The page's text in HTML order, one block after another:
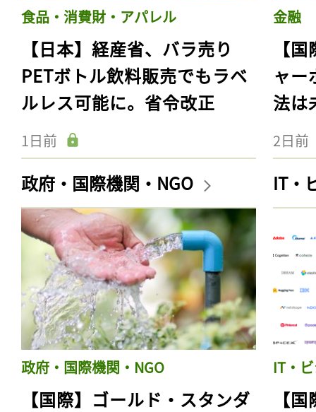
食品・消費財・アパレル
【日本】経産省、バラ売り
PETボトル飲料販売でもラベ
ルレス可能に。省令改正
1日前
金融
【
ャー
法は
2日前
政府・国際機関・NGO
政府・国際機関・NGO
【国際】ゴールド・スタンダ
IT・
IT・
【